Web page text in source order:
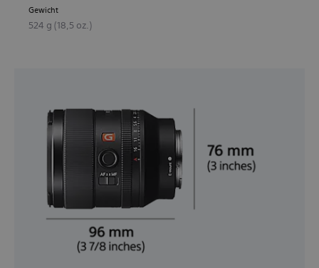
Gewicht
524 g (18,5 oz.)